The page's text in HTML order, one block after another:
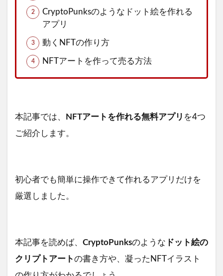
CryptoPunksのようなドット絵を作れる
アプリ
動くNFTの作り方
NFTアートを作って売る方法
本記事では、 NFTアートを作れる無料アプリ を4つ
ご紹介します。
初心者でも簡単に操作できて作れるアプリだけを
厳選しました。
本記事を読めば、 CryptoPunksのような ドット絵の
クリプトアートの書き方や、凝ったNFTイラスト